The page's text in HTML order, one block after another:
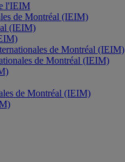
l'IEIM
de Montréal (IEIM)
(IEIM)
de Montréal (IEIM)
de Montréal (IEIM)
de Montréal (IEIM)